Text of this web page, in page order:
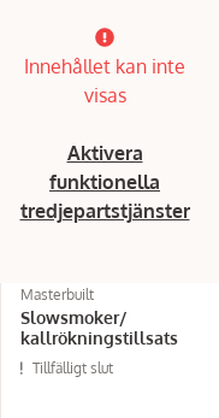
Innehållet kan inte
visas
Aktivera
funktionella
tredjepartstjänster
Masterbuilt
Slowsmoker/
kallrökningstillsats
Tillfälligt slut